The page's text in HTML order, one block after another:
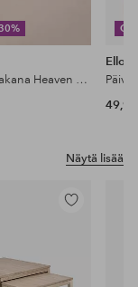
Kuminauhalakana Heaven puuvillaa
Ellos
49,99
Näytä lisää
Lisää